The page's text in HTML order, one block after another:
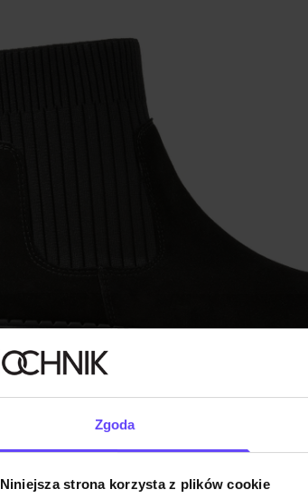
Zgoda
Niniejsza strona korzysta z plików cookie